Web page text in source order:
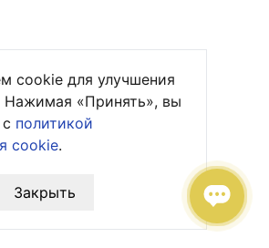
cookie для улучшения
Нажимая «Принять», вы
политикой
cookie.
Закрыть